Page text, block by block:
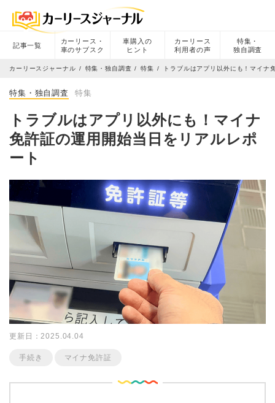
記事一覧
カーリース・
車のサブスク
車購入の
ヒント
カーリース
利用者の声
特集・
独自調査
カーリースジャーナル 特集・独自調査 特集 トラブルはアプリ以外にも！マイナ
特集・独自調査 特集
トラブルはアプリ以外にも！マイナ
免許証の運用開始当日をリアルレポ
ート
更新日：2025.04.04
手続き マイナ免許証